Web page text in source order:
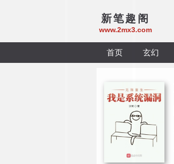
新笔趣阁
www.2mx3.com
首页 玄幻